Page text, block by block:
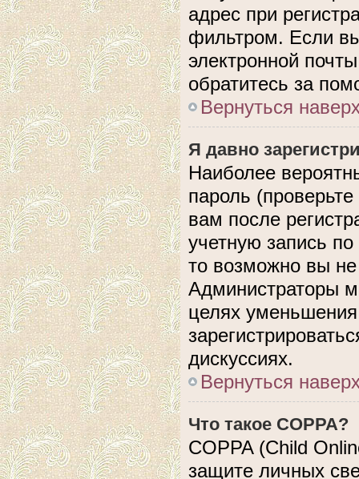
адрес при
фильтром. Если
электронной
обратитесь за
Вернуться
Я давно
Наиболее
пароль
вам после
учетную запись
то возможно вы
Администраторы
целях
дискуссиях.
Вернуться
Что такое COPPA?
COPPA (Child
защите личных